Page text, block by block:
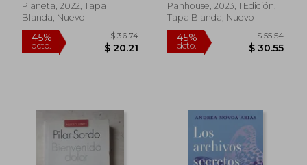
Planeta, 2022, Tapa
Blanda, Nuevo
Personal
Panhouse, 2023, 1 Edición,
Tapa Blanda, Nuevo